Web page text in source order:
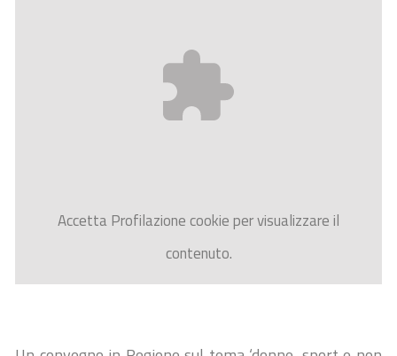
AccettaProfilazionecookie per visualizzare il
contenuto.